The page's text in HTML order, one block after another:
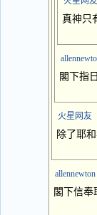
真神只
閣下指
火星网友
除了耶
allennewton
閣下信奉